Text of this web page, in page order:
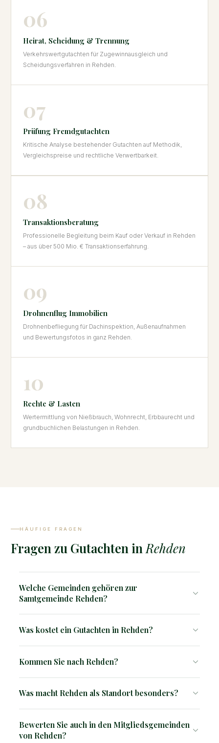
06
Heirat, Scheidung & Trennung
Verkehrswertgutachten für Zugewinnausgleich und
Scheidungsverfahren in Rehden.
07
Prüfung Fremdgutachten
Kritische Analyse bestehender Gutachten auf Methodik,
Vergleichspreise und rechtliche Verwertbarkeit.
08
Transaktionsberatung
Professionelle Begleitung beim Kauf oder Verkauf in Rehden
– aus über 500 Mio. € Transaktionserfahrung.
09
Drohnenflug Immobilien
Drohnenbefliegung für Dachinspektion, Außenaufnahmen
und Bewertungsfotos in ganz Rehden.
10
Rechte & Lasten
Wertermittlung von Nießbrauch, Wohnrecht, Erbbaurecht und
grundbuchlichen Belastungen in Rehden.
HÄUFIGE FRAGEN
Fragen zu Gutachten in Rehden
Welche Gemeinden gehören zur
Samtgemeinde Rehden?
Mitgliedsgemeinden: Barver, Dickel, Hemsloh, Rehden
(Verwaltungssitz) und Wetschen.
Was kostet ein Gutachten in Rehden?
Kurzgutachten ab 1.500 €. Der genaue Preis hängt von
Objekttyp, Größe und Komplexität ab. Auf Anfrage
erhalten Sie eine kostenlose Einschätzung vorab.
Kommen Sie nach Rehden?
kommen direkt zu Ihnen.
Was macht Rehden als Standort besonders?
Erdgasspeicher Westeuropas (WINGAS, 3,9 Mrd. m³).
Die Samtgemeinde liegt inmitten des
Bewerten Sie auch in den Mitgliedsgemeinden
von Rehden?